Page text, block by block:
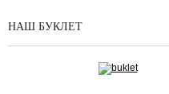
НАШ БУКЛЕТ